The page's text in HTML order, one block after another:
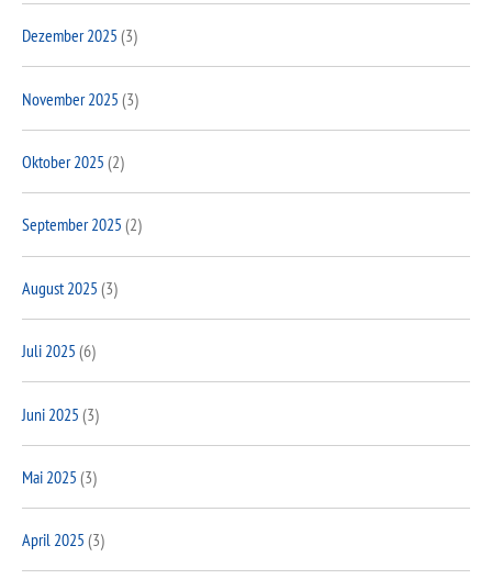
Dezember 2025 (3)
November 2025 (3)
Oktober 2025 (2)
September 2025 (2)
August 2025 (3)
Juli 2025 (6)
Juni 2025 (3)
Mai 2025 (3)
April 2025 (3)